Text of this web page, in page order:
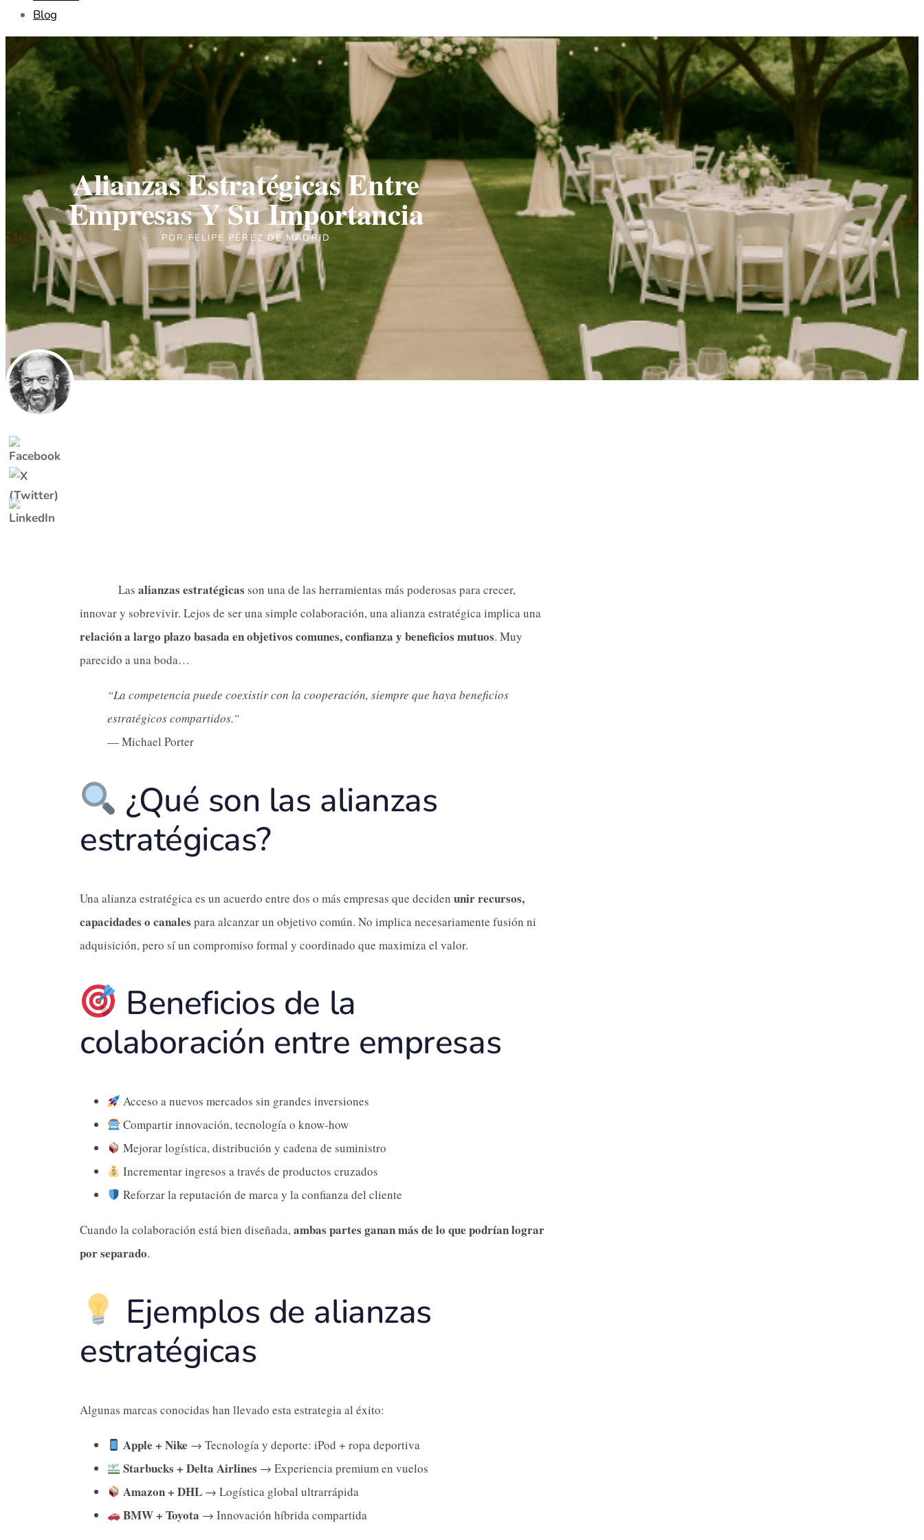
Blog
Alianzas Estratégicas Entre
Empresas Y Su Importancia
POR FELIPE PÉREZ DE MADRID
Las alianzas estratégicas son una de las herramientas más poderosas para crecer,
innovar y sobrevivir. Lejos de ser una simple colaboración, una alianza estratégica implica una
relación a largo plazo basada en objetivos comunes, confianza y beneficios mutuos. Muy
parecido a una boda…
“La competencia puede coexistir con la cooperación, siempre que haya beneficios
estratégicos compartidos.”
— Michael Porter
¿Qué son las alianzas
estratégicas?
Una alianza estratégica es un acuerdo entre dos o más empresas que deciden unir recursos,
capacidades o canales para alcanzar un objetivo común. No implica necesariamente fusión ni
adquisición, pero sí un compromiso formal y coordinado que maximiza el valor.
Beneficios de la
colaboración entre empresas
Acceso a nuevos mercados sin grandes inversiones
Compartir innovación, tecnología o know-how
Mejorar logística, distribución y cadena de suministro
Incrementar ingresos a través de productos cruzados
Reforzar la reputación de marca y la confianza del cliente
Cuando la colaboración está bien diseñada,ambas partes ganan más de lo que podrían lograr
por separado.
Ejemplos de alianzas
estratégicas
Algunas marcas conocidas han llevado esta estrategia al éxito:
Apple + Nike → Tecnología y deporte: iPod + ropa deportiva
Starbucks + Delta Airlines → Experiencia premium en vuelos
Amazon + DHL → Logística global ultrarrápida
BMW + Toyota → Innovación híbrida compartida